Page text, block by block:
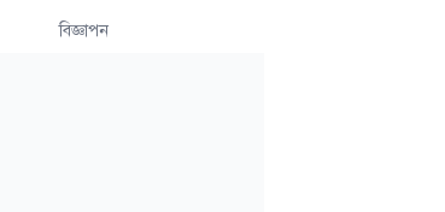
বিজ্ঞাপন